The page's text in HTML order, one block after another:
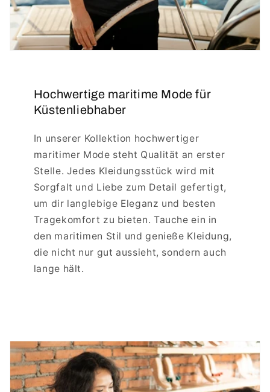
Hochwertige maritime Mode für
Küstenliebhaber
In unserer Kollektion hochwertiger
maritimer Mode steht Qualität an erster
Stelle. Jedes Kleidungsstück wird mit
Sorgfalt und Liebe zum Detail gefertigt,
um dir langlebige Eleganz und besten
Tragekomfort zu bieten. Tauche ein in
den maritimen Stil und genieße Kleidung,
die nicht nur gut aussieht, sondern auch
lange hält.